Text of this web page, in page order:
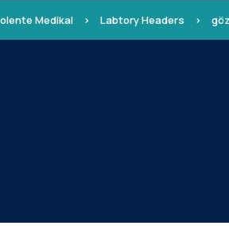
Medikal > Labtory Headers >